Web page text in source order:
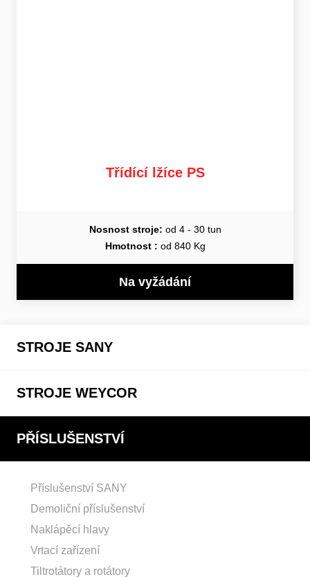
Třídící lžíce PS
Nosnost stroje: od 4 - 30 tun
Hmotnost : od 840 Kg
Na vyžádání
STROJE SANY
STROJE WEYCOR
PŘÍSLUŠENSTVÍ
Příslušenství SANY
Demoliční příslušenství
Naklápěcí hlavy
Vrtací zařízení
Tiltrotátory a rotátory